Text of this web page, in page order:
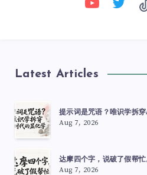
Latest Articles
提示词是咒语？唯识学拆穿
Aug 7, 2026
达摩四个字，说破了假帮忙
Aug 7, 2026